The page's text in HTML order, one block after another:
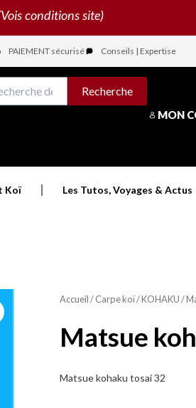
conditions site)
PAIEMENT sécurisé Conseils | Expertise
:
Recherche
MON
Koï Les Tutos, Voyages & Actus
Accueil/Carpe koï/KOHAKU/
Matsue
Matsue kohaku tosai 32